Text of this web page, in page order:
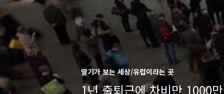
딸기가 보는 세상/유럽이라는 곳
1년 출퇴근에 차비만 1000